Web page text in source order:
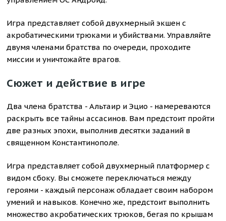
Игра представляет собой двухмерный экшен с
акробатическими трюками и убийствами. Управляйте
двумя членами братства по очереди, проходите
миссии и уничтожайте врагов.
Сюжет и действие в игре
Два члена братства - Альтаир и Эцио - намереваются
раскрыть все тайны ассасинов. Вам предстоит пройти
две разных эпохи, выполнив десятки заданий в
священном Константинополе.
Игра представляет собой двухмерный платформер с
видом сбоку. Вы сможете переключаться между
героями - каждый персонаж обладает своим набором
умений и навыков. Конечно же, предстоит выполнить
множество акробатических трюков, бегая по крышам